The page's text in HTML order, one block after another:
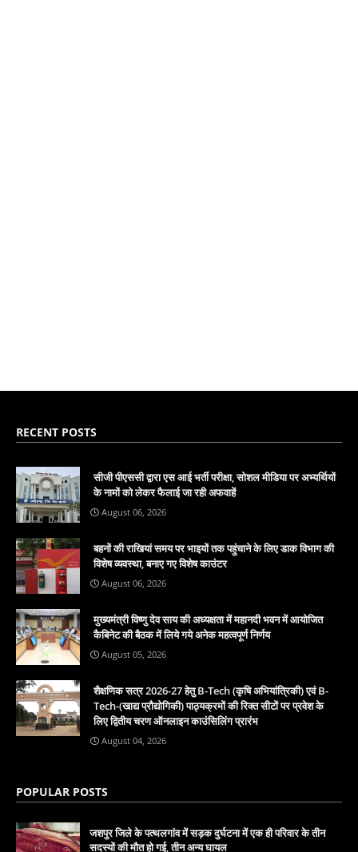
RECENT POSTS
सीजी पीएससी द्वारा एस आई भर्ती परीक्षा, सोशल मीडिया पर अभ्यर्थियों
के नामों को लेकर फैलाई जा रही अफवाहें
August 06, 2026
बहनों की राखियां समय पर भाइयों तक पहुंचाने के लिए डाक विभाग की
विशेष व्यवस्था, बनाए गए विशेष काउंटर
August 06, 2026
मुख्यमंत्री विष्णु देव साय की अध्यक्षता में महानदी भवन में आयोजित
कैबिनेट की बैठक में लिये गये अनेक महत्वपूर्ण निर्णय
August 05, 2026
शैक्षणिक सत्र 2026-27 हेतु B-Tech (कृषि अभियांत्रिकी) एवं B-
Tech-(खाद्य प्रौद्योगिकी) पाठ्यक्रमों की रिक्त सीटों पर प्रवेश के
लिए द्वितीय चरण ऑनलाइन काउंसिलिंग प्रारंभ
August 04, 2026
POPULAR POSTS
जशपुर जिले के पत्थलगांव में सड़क दुर्घटना में एक ही परिवार के तीन
सदस्यों की मौत हो गई, तीन अन्य घायल